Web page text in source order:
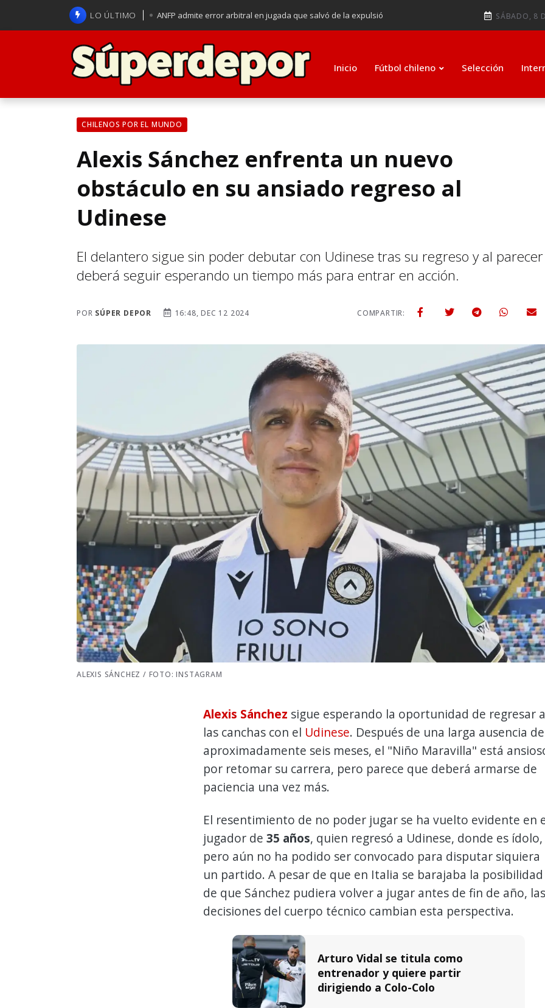
LO ÚLTIMO ANFP admite error arbitral en jugada que salvó de la expulsió
La U se aferra a la esperanza de clasificar a octavos de
Brasil anuncia a Carlo Ancelotti como su nuevo entrenador para
SÁBADO, 8
Inicio Fútbol chileno Selección
CHILENOS POR EL MUNDO
Alexis Sánchez enfrenta un nuevo
obstáculo en su ansiado regreso al
Udinese
El delantero sigue sin poder debutar con Udinese tras su regreso y al parecer
deberá seguir esperando un tiempo más para entrar en acción.
POR SÚPER DEPOR 16:48, DEC 12 2024 COMPARTIR:
ALEXIS SÁNCHEZ / FOTO: INSTAGRAM
Alexis Sánchez sigue esperando la oportunidad de regresar a
las canchas con el Udinese. Después de una larga ausencia de
aproximadamente seis meses, el "Niño Maravilla" está
por retomar su carrera, pero parece que deberá armarse de
paciencia una vez más.
El resentimiento de no poder jugar se ha vuelto evidente en
jugador de 35 años, quien regresó a Udinese, donde es ídolo,
pero aún no ha podido ser convocado para disputar siquiera
un partido. A pesar de que en Italia se barajaba la posibilidad
de que Sánchez pudiera volver a jugar antes de fin de año, las
decisiones del cuerpo técnico cambian esta perspectiva.
Arturo Vidal se titula como
entrenador y quiere partir
dirigiendo a Colo-Colo